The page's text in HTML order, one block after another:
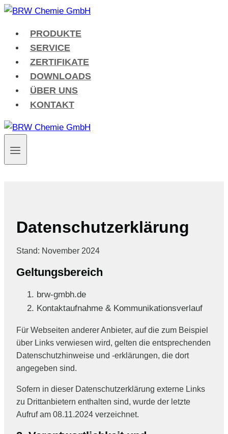
Zum
springenPRODUKTE
SERVICE
ZERTIFIKATE
DOWNLOADS
ÜBER UNS
KONTAKT
Datenschutzerklärung
Stand: November 2024
Geltungsbereich
brw-gmbh.de
Kontaktaufnahme & Kommunikationsverlauf
Für Webseiten anderer Anbieter, auf die zum Beispiel
über Links verwiesen wird, gelten die entsprechenden
Datenschutzhinweise und -erklärungen, die dort
angegeben sind.
Sofern in dieser Datenschutzerklärung externe Links
zu Drittanbietern enthalten sind, wurde der letzte
Aufruf am 08.11.2024 verzeichnet.